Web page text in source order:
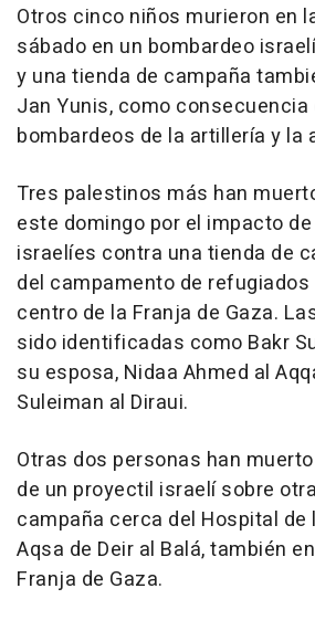
Otros cinco niños murieron en
sábado en un bombardeo
y una tienda de campaña
Jan Yunis, como consecuencia
bombardeos de la artillería y la
Tres palestinos más han
este domingo por el impacto
israelíes contra una tienda de
del campamento de refugiados
centro de la Franja de Gaza.
sido identificadas como Bakr
su esposa, Nidaa Ahmed al
Suleiman al Diraui.
Otras dos personas han
de un proyectil israelí sobre
campaña cerca del Hospital de
Aqsa de Deir al Balá, también
Franja de Gaza.